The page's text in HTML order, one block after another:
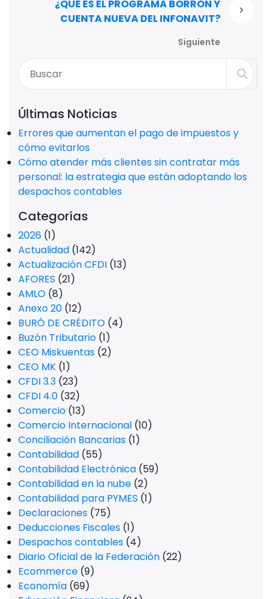
¿QUE ES EL PROGRAMA BORRÓN Y
CUENTA NUEVA DEL INFONAVIT?
Siguiente
Últimas Noticias
Errores que aumentan el pago de impuestos y
cómo evitarlos
Cómo atender más clientes sin contratar más
personal: la estrategia que están adoptando los
despachos contables
Categorías
2026 (1)
Actualidad (142)
Actualización CFDI (13)
AFORES (21)
AMLO (8)
Anexo 20 (12)
BURÓ DE CRÉDITO (4)
Buzón Tributario (1)
CEO Miskuentas (2)
CEO MK (1)
CFDI 3.3 (23)
CFDI 4.0 (32)
Comercio (13)
Comercio Internacional (10)
Conciliación Bancarias (1)
Contabilidad (55)
Contabilidad Electrónica (59)
Contabilidad en la nube (2)
Contabilidad para PYMES (1)
Declaraciones (75)
Deducciones Fiscales (1)
Despachos contables (4)
Diario Oficial de la Federación (22)
Ecommerce (9)
Economía (69)